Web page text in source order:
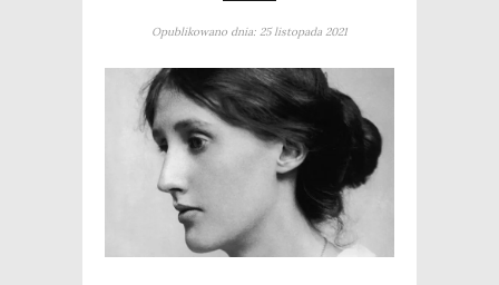
Opublikowano dnia: 25 listopada 2021